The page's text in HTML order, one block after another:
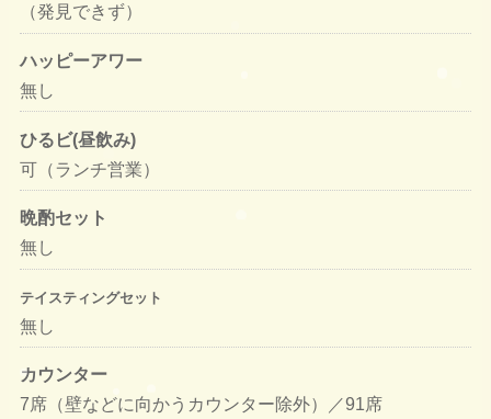
（発見できず）
ハッピーアワー
無し
ひるビ(昼飲み)
可（ランチ営業）
晩酌セット
無し
テイスティングセット
無し
カウンター
7席（壁などに向かうカウンター除外）／91席